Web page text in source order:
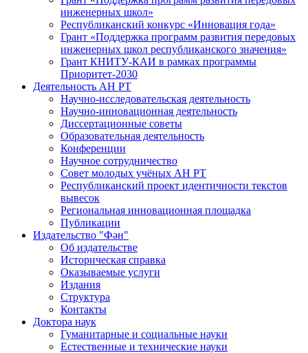
инженерных школ»
Республиканский конкурс «Инновация года»
Грант «Поддержка программ развития передовых
инженерных школ республиканского значения»
Грант КНИТУ-КАИ в рамках программы
Приоритет-2030
Деятельность АН РТ
Научно-исследовательская деятельность
Научно-инновационная деятельность
Диссертационные советы
Образовательная деятельность
Конференции
Научное сотрудничество
Совет молодых учёных АН РТ
Республиканский проект идентичности текстов
вывесок
Региональная инновационная площадка
Публикации
Издательство "Фән"
Об издательстве
Историческая справка
Оказываемые услуги
Издания
Структура
Контакты
Доктора наук
Гуманитарные и социальные науки
Естественные и технические науки